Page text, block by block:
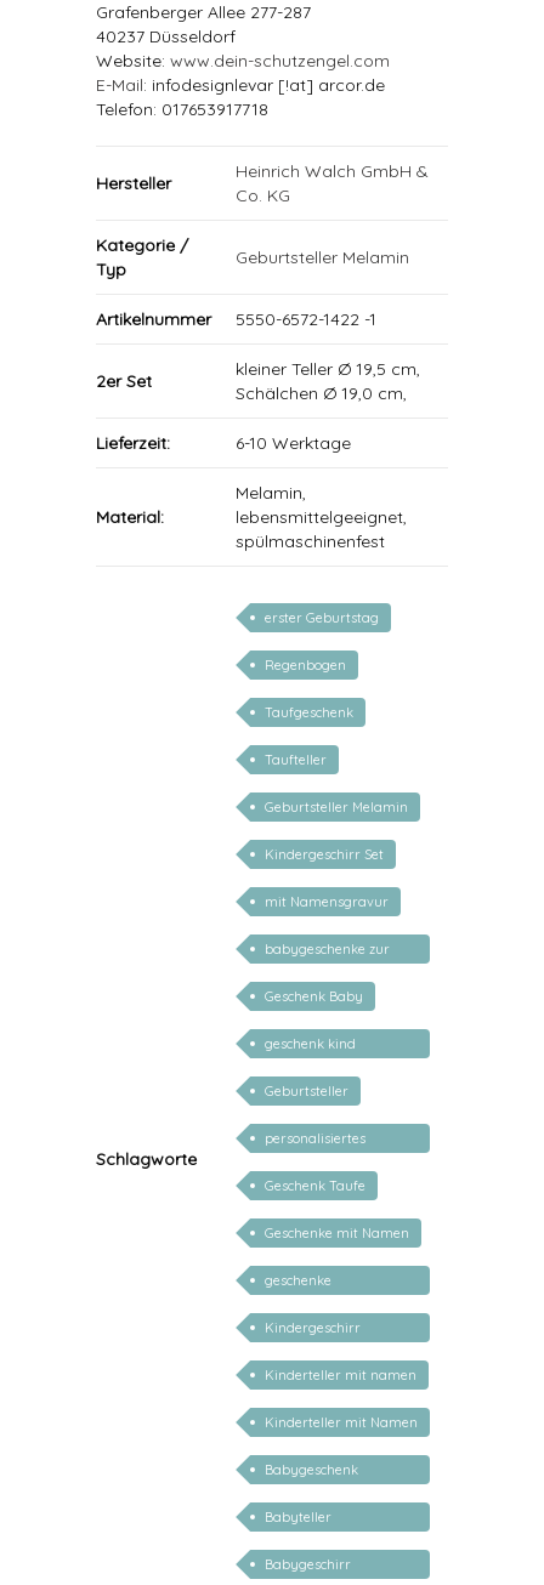
Grafenberger Allee 277-287
40237 Düsseldorf
Website: www.dein-schutzengel.com
E-Mail: infodesignlevar [!at] arcor.de
Telefon: 017653917718
Hersteller
Heinrich Walch GmbH &
Co. KG
Kategorie /
Typ
Geburtsteller Melamin
Artikelnummer 5550-6572-1422 -1
2er Set
kleiner Teller Ø 19,5 cm,
Schälchen Ø 19,0 cm,
Lieferzeit: 6-10 Werktage
Material:
Melamin,
lebensmittelgeeignet,
spülmaschinenfest
Schlagworte
erster Geburtstag
Regenbogen
Taufgeschenk
Taufteller
Geburtsteller Melamin
Kindergeschirr Set
mit Namensgravur
babygeschenke zur
geburt personalisiert
Geschenk Baby
geschenk kind
personalisiert
Geburtsteller
personalisiertes
Geschenk Baby
Geschenk Taufe
Geschenke mit Namen
geschenke
personalisiert kinder
Kindergeschirr
personalisiert
Kinderteller mit namen
Kinderteller mit Namen
personalisiert
Babygeschenk
personalisiert
Babyteller
personalisiert
Babygeschirr